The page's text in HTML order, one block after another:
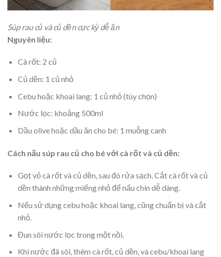
Súp rau củ và củ dền cực kỳ dễ ăn
Nguyên liệu:
Cà rốt: 2 củ
Củ dền: 1 củ nhỏ
Cebu hoặc khoai lang: 1 củ nhỏ (tùy chọn)
Nước lọc: khoảng 500ml
Dầu olive hoặc dầu ăn cho bé: 1 muỗng canh
Cách nấu súp rau củ cho bé với cà rốt và củ dền:
Gọt vỏ cà rốt và củ dền, sau đó rửa sạch. Cắt cà rốt và củ
dền thành những miếng nhỏ để nấu chín dễ dàng.
Nếu sử dụng cebu hoặc khoai lang, cũng chuẩn bị và cắt
nhỏ.
Đun sôi nước lọc trong một nồi.
Khi nước đã sôi, thêm cà rốt, củ dền, và cebu/khoai lang